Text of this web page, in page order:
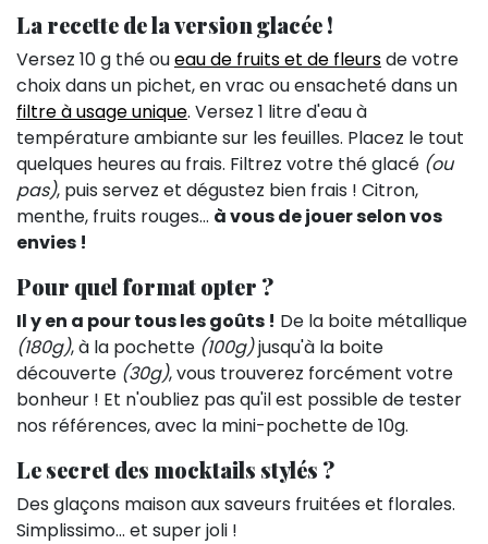
La recette de la version glacée !
Versez 10 g thé oueau de fruits et de fleursde votre
choix dans un pichet, en vrac ou ensacheté dans un
filtre à usage unique. Versez 1 litre d'eau à
température ambiante sur les feuilles. Placez le tout
quelques heures au frais. Filtrez votre thé glacé (ou
pas), puis servez et dégustez bien frais ! Citron,
menthe, fruits rouges… à vous de jouer selon vos
envies !
Pour quel format opter ?
Il y en a pour tous les goûts ! De la boite métallique
(180g), à la pochette (100g)jusqu'à la boite
découverte (30g), vous trouverez forcément votre
bonheur ! Et n'oubliez pas qu'il est possible de tester
nos références, avec la mini-pochette de 10g.
Le secret des mocktails stylés ?
Des glaçons maison aux saveurs fruitées et florales.
Simplissimo… et super joli !